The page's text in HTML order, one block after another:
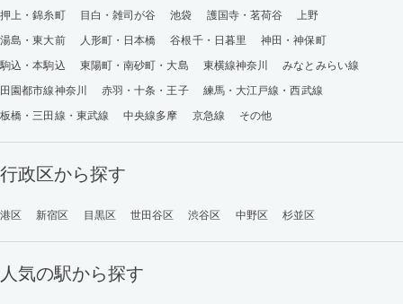
押上・錦糸町
目白・雑司が谷 池袋 護国寺・茗荷谷
上野
湯島・東大前
人形町・日本橋 谷根千・日暮里
神田・神保町
駒込・本駒込
東陽町・南砂町・大島 東横線神奈川
みなとみらい線
田園都市線神奈川
赤羽・十条・王子
練馬・大江戸線・西武線
板橋・三田線・東武線
中央線多摩 京急線 その他
行政区から探す
港区 新宿区 目黒区 世田谷区 渋谷区 中野区 杉並区
人気の駅から探す